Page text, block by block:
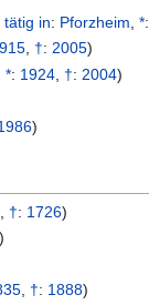
tätig in: Pforzheim ,*:
, †:2005)
,*: 1924 †: 2004)
)
†: 1726)
)
†: 1888)